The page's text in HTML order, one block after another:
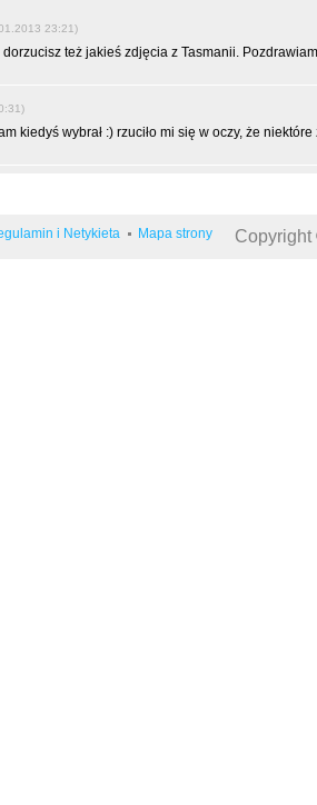
23:21)
dorzucisz też jakieś zdjęcia z Tasmanii.
kiedyś wybrał :) rzuciło mi się w oczy, że
i Netykieta Mapa strony